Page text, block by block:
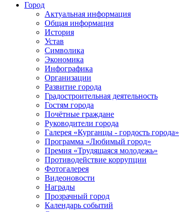
Город
Актуальная информация
Общая информация
История
Устав
Символика
Экономика
Инфографика
Организации
Развитие города
Градостроительная деятельность
Гостям города
Почётные граждане
Руководители города
Галерея «Курганцы - гордость города»
Программа «Любимый город»
Премия «Трудящаяся молодежь»
Противодействие коррупции
Фотогалерея
Видеоновости
Награды
Прозрачный город
Календарь событий